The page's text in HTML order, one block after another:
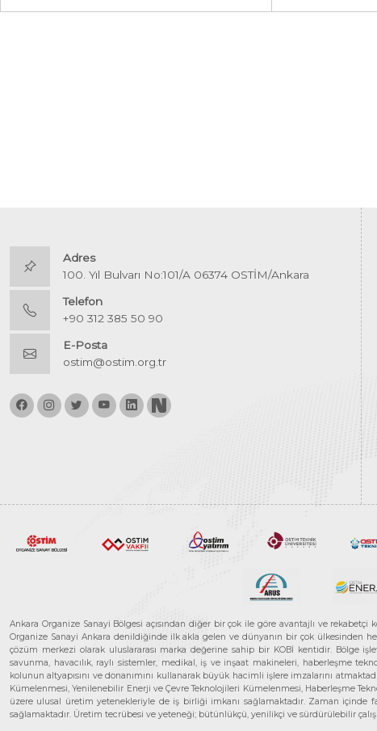
Adres
100. Yıl Bulvarı No:101/A 06374 OSTİM/Ankara
Telefon
+90 312 385 50 90
E-Posta
ostim@ostim.org.tr
Ankara Organize Sanayi Bölgesi açısından diğer bir çok ile göre avantajlı ve
Organize Sanayi Ankara denildiğinde ilk akla gelen ve dünyanın bir çok ülkesinden
çözüm merkezi olarak uluslararası marka değerine sahip bir KOBİ kentidir. Bölge
savunma, havacılık, raylı sistemler, medikal, iş ve inşaat makineleri, haberleşme
kolunun altyapısını ve donanımını kullanarak büyük hacimli işlere imzalarını
Kümelenmesi, Yenilenebilir Enerji ve Çevre Teknolojileri Kümelenmesi, Haberleşme
üzere ulusal üretim yetenekleriyle de iş birliği imkanı sağlamaktadır. Zaman
sağlamaktadır. Üretim tecrübesi ve yeteneği; bütünlükçü, yenilikçi ve sürdürülebilir